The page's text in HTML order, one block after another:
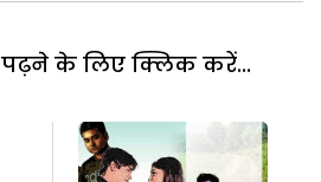
पढ़ने के लिए क्लिक करें...